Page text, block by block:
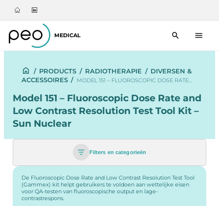
MEDICAL
/ PRODUCTS / RADIOTHERAPIE / DIVERSEN &
ACCESSOIRES / MODEL 151 – FLUOROSCOPIC DOSE RATE…
Model 151 – Fluoroscopic Dose Rate and
Low Contrast Resolution Test Tool Kit –
Sun Nuclear
Filters en categorieën
De Fluoroscopic Dose Rate and Low Contrast Resolution Test Tool
(Gammex) kit helpt gebruikers te voldoen aan wettelijke eisen
voor QA-testen van fluoroscopische output en lage-
contrastrespons.